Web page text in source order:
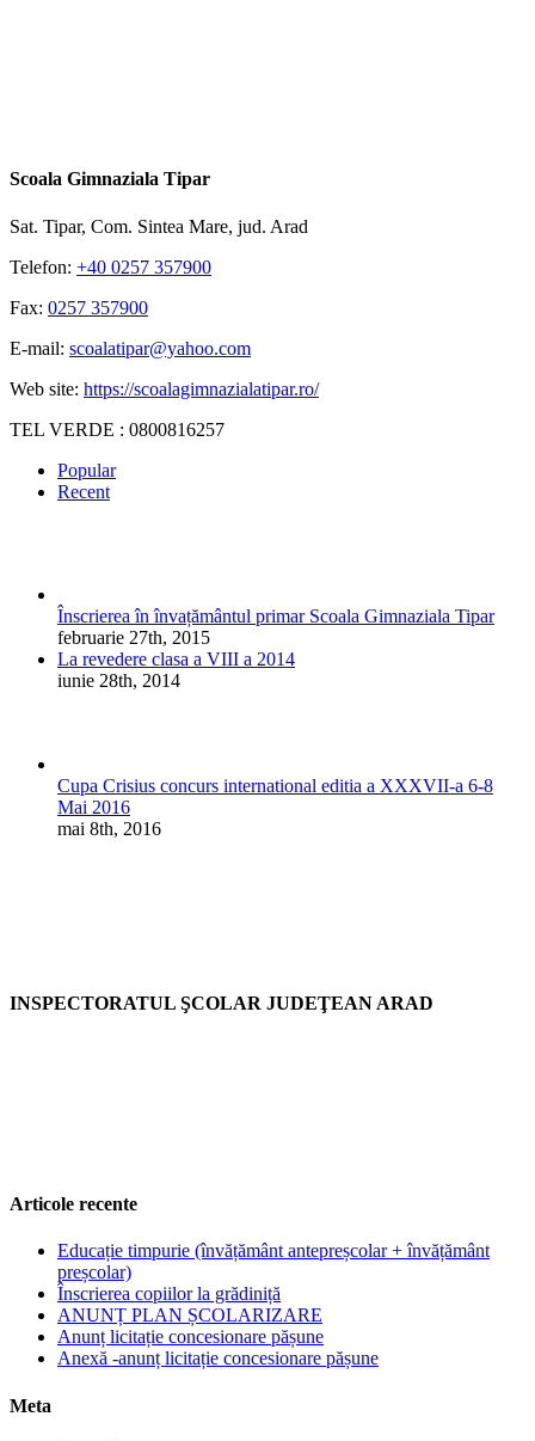
Scoala Gimnaziala Tipar
Sat. Tipar, Com. Sintea Mare, jud. Arad
Telefon: +40 0257 357900
Fax: 0257 357900
E-mail: scoalatipar@yahoo.com
Web site: https://scoalagimnazialatipar.ro/
TEL VERDE : 0800816257
Popular
Recent
Înscrierea în învațământul primar Scoala Gimnaziala Tipar
februarie 27th, 2015
La revedere clasa a VIII a 2014
iunie 28th, 2014
Cupa Crisius concurs international editia a XXXVII-a 6-8
Mai 2016
mai 8th, 2016
INSPECTORATUL ŞCOLAR JUDEŢEAN ARAD
Articole recente
Educație timpurie (învățământ antepreșcolar + învățământ
preșcolar)
Înscrierea copiilor la grădiniță
ANUNȚ PLAN ȘCOLARIZARE
Anunț licitație concesionare pășune
Anexă -anunț licitație concesionare pășune
Meta